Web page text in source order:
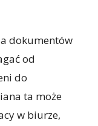
dokumentów
od
do
ta może
w biurze,